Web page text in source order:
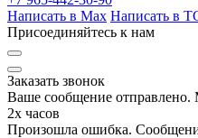
Написать в Max Написать в
Присоединяйтесь к нам
Заказать звонок
Ваше сообщение отправлено.
2х часов
Произошла ошибка.